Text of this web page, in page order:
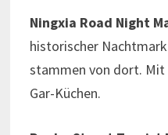
Ningxia Road Night
historischer
stammen von dort. Mit
Gar-Küchen.